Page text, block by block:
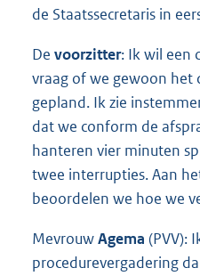
de Staatssecretaris in
De voorzitter: Ik wil een
vraag of we gewoon het
gepland. Ik zie
dat we conform de
hanteren vier minuten
twee interrupties. Aan
beoordelen we hoe we
MevrouwAgema (PVV):
procedurevergadering